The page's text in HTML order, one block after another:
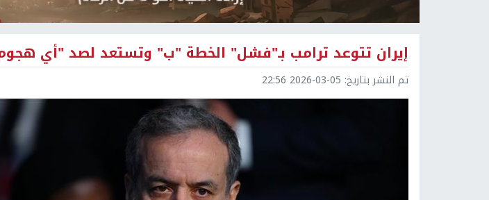
إيران تتوعد ترامب بـ"فشل" الخطة "ب" وتستعد لصد "أي
تم النشر بتاريخ: 2026-03-05 22:56